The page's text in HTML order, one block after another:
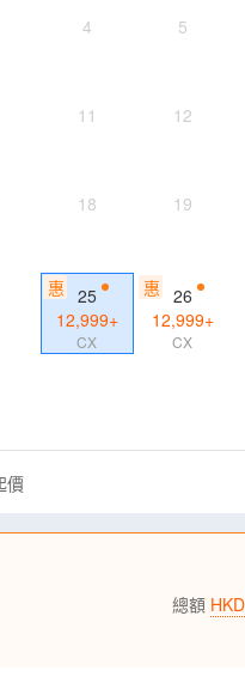
4 5
11 12
18 19
惠 25
12,999+
CX
惠 26
12,999+
CX
價
總額 HKD